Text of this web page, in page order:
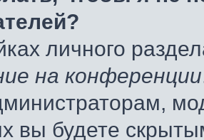
личного
на конференции
вы будете